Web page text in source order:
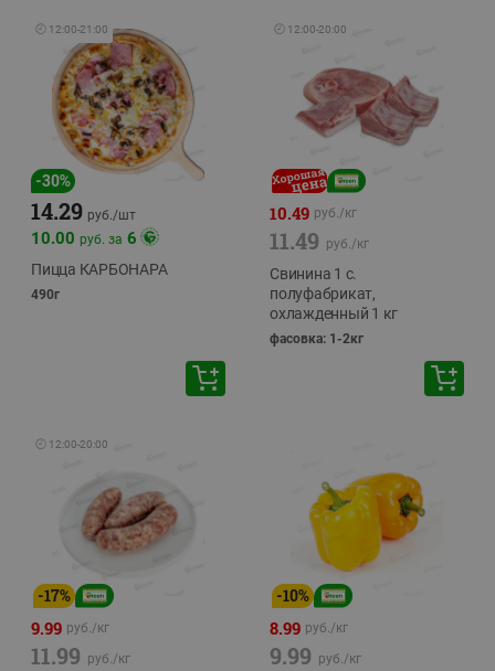
🕘 12:00-21:00
-30%
14.29 руб./шт
10.00 руб. за 6
Пицца КАРБОНАРА
490г
🕘 12:00-20:00
10.49 руб./кг
11.49 руб./кг
Свинина 1 с.
полуфабрикат,
охлажденный 1 кг
фасовка: 1-2кг
🕘 12:00-20:00
-17%
9.99 руб./кг
11.99 руб./кг
-10%
8.99 руб./кг
9.99 руб./кг